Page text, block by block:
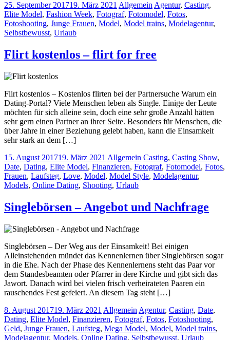
25. September 201719. März 2021 AllgemeinAgentur, Casting,
Elite Model, Fashion Week, Fotograf, Fotomodel, Fotos,
Fotoshooting, Junge Frauen, Model, Model trains, Modelagentur,
Selbstbewusst, Urlaub
Flirt kostenlos – flirt for free
Flirt kostenlos – Kostenlos flirten bei der Partnersuche Warum ein
Dating-Portal? Viele Menschen leben als Single. Einige der Leute
möchten für sich alleine sein, doch eine sehr große Anzahl hätten
sehr gern einen Partner an ihrer Seite. Besonders für Menschen, die
über Jahre in einer Beziehung gelebt haben, kann die Einsamkeit
sehr stark an dem […]
15. August 201719. März 2021 Allgemein Casting, Casting Show,
Date, Dating, Elite Model, Finanzieren, Fotograf, Fotomodel, Fotos,
Frauen, Laufsteg, Love, Model, Model Style, Modelagentur,
Models, Online Dating, Shooting, Urlaub
Singlebörsen – Angebot und Nachfrage
Singlebörsen – Der Weg aus der Einsamkeit! Bei einigen
Alleinstehenden mündet das Kennenlernen über Singlebörsen sogar
in die Ehe. Nach der Phase des Kennenlernens steht das Paar vor
dem Standesbeamten oder Pfarrer in dere Kirche und gibt sich das
Jawort. Danach wird bei vielen frisch verheirateten Paaren ein
rauschendes Fest gefeiert. An diesem Tag steht […]
8. August 201719. März 2021 Allgemein Agentur, Casting, Date,
Dating, Elite Model, Finanzieren, Fotograf, Fotos, Fotoshooting,
Geld, Junge Frauen, Laufsteg, Mega Model, Model, Model trains,
Modelagentur, Models, Online Dating, Selbstbewusst, Urlaub